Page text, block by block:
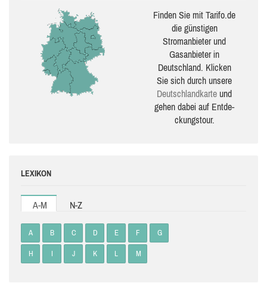
Finden Sie mit Tarifo.de
die güns­ti­gen
Stromanbieter und
Gasanbieter in
Deutschland. Klicken
Sie sich durch unsere
Deutsch­land­karte und
gehen dabei auf Ent­de­
ckungs­tour.
LEXIKON
A-M N-Z
A B C D E F G
H I J K L M